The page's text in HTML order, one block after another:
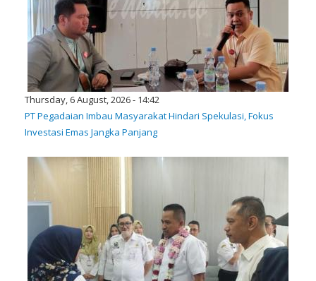
Thursday, 6 August, 2026 - 14:42
PT Pegadaian Imbau Masyarakat Hindari Spekulasi, Fokus
Investasi Emas Jangka Panjang